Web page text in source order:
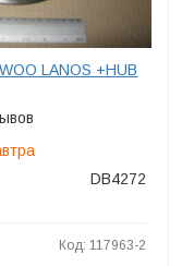
LANOS +HUB
DB4272
Код: 117963-2